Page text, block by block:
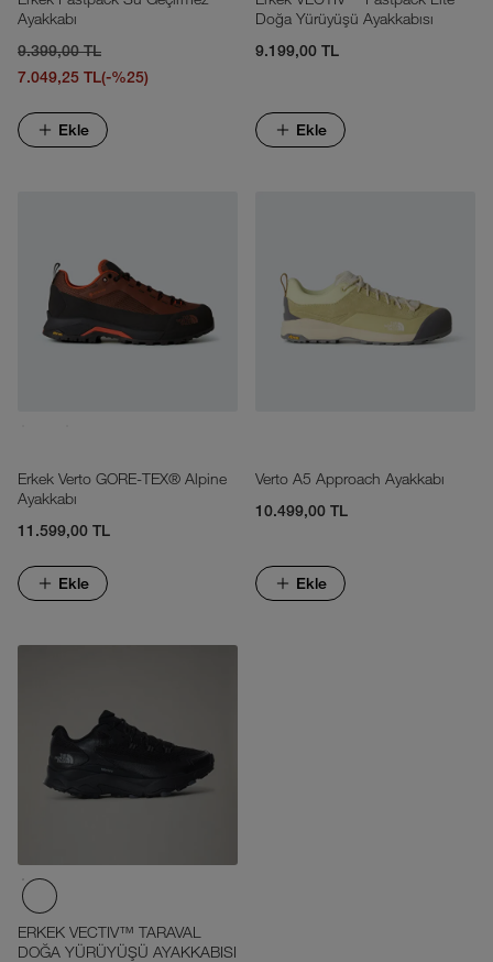
Ayakkabı
9.399,00 TL
7.049,25 TL(-%25)
Ekle
Doğa Yürüyüşü Ayakkabısı
9.199,00 TL
Ekle
Erkek Verto GORE-TEX® Alpine
Ayakkabı
11.599,00 TL
Ekle
Verto A5 Approach Ayakkabı
10.499,00 TL
Ekle
ERKEK VECTIV™ TARAVAL
DOĞA YÜRÜYÜŞÜ AYAKKABISI